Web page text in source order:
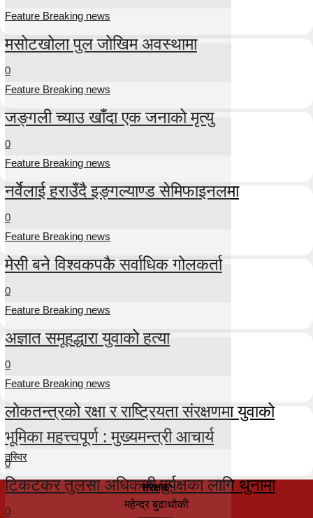
Feature Breaking news
मसोटखोला पुल जोखिम अवस्थामा
0
Feature Breaking news
जङ्गली च्याउ खाँदा एक जनाको मृत्यु
0
Feature Breaking news
नर्वेलाई हराउँदै इङ्गल्याण्ड सेमिफाइनलमा
0
Feature Breaking news
मेसी बने विश्वकपकै सर्वाधिक गोलकर्ता
0
Feature Breaking news
अज्ञात समूहद्धारा युवाको हत्या
0
Feature Breaking news
लोकतन्त्रको रक्षा र राष्ट्रियता संरक्षणमा युवाको
भूमिका महत्त्वपूर्ण : मुख्यमन्त्री आचार्य
0
तस्विर
टिकटकर तुलसा अधिकारी पुर्पक्षका लागि थुनामा
0
संरक्षक:
महेन्द्र बुढाथोकी